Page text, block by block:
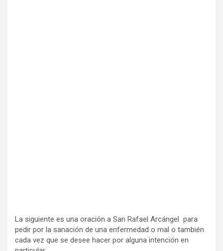
La siguiente es una oración a San Rafael Arcángel para
pedir por la sanación de una enfermedad o mal o también
cada vez que se desee hacer por alguna intención en